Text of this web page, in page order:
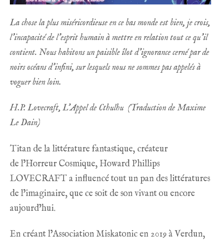
La chose la plus miséricordieuse en ce bas monde est bien, je crois,
l’incapacité de l’esprit humain à mettre en relation tout ce qu’il
contient. Nous habitons un paisible îlot d’ignorance cerné par de
noirs océans d’infini, sur lesquels nous ne sommes pas appelés à
voguer bien loin.
H.P. Lovecraft, L’Appel de Cthulhu (Traduction de Maxime
Le Dain)
Titan de la littérature fantastique, créateur
de l’Horreur Cosmique, Howard Phillips
LOVECRAFT a influencé tout un pan des littératures
de l’imaginaire, que ce soit de son vivant ou encore
aujourd’hui.
En créant l’Association Miskatonic en 2019 à Verdun,